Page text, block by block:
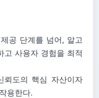
공 단계를 넘어, 알고
고 사용자 경험을 최적
뢰도의 핵심 자산이자
용한다.